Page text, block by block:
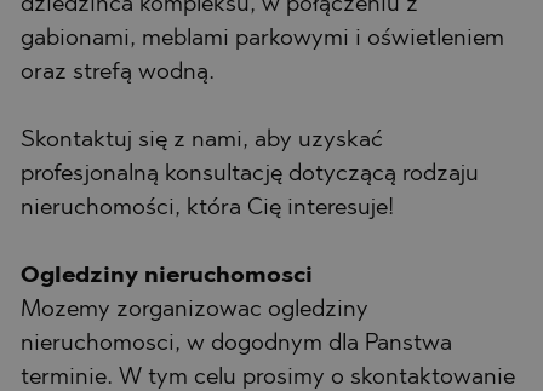
dziedzińca kompleksu, w połączeniu z
gabionami, meblami parkowymi i oświetleniem
oraz strefą wodną.
Skontaktuj się z nami, aby uzyskać
profesjonalną konsultację dotyczącą rodzaju
nieruchomości, która Cię interesuje!
Ogledziny nieruchomosci
Mozemy zorganizowac ogledziny
nieruchomosci, w dogodnym dla Panstwa
terminie. W tym celu prosimy o skontaktowanie